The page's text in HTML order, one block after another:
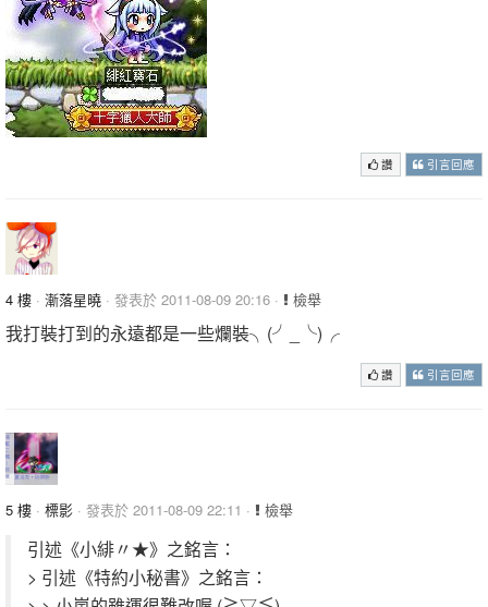
讚 引言回應
4 樓 · 漸落星曉 · 發表於 2011-08-09 20:16 · 檢舉
我打裝打到的永遠都是一些爛裝╮(╯_╰)╭
讚 引言回應
5 樓 · 標影 · 發表於 2011-08-09 22:11 · 檢舉
引述《小緋〃★》之銘言：
> 引述《特約小秘書》之銘言：